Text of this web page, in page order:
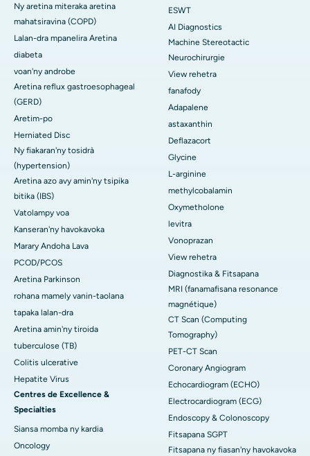
Ny aretina miteraka aretina
mahatsiravina (COPD)
Lalan-dra mpanelira Aretina
diabeta
voan'ny androbe
Aretina reflux gastroesophageal
(GERD)
Aretim-po
Herniated Disc
Ny fiakaran'ny tosidrà
(hypertension)
Aretina azo avy amin'ny tsipika
bitika (IBS)
Vatolampy voa
Kanseran'ny havokavoka
Marary Andoha Lava
PCOD/PCOS
Aretina Parkinson
rohana mamely vanin-taolana
tapaka lalan-dra
Aretina amin'ny tiroida
tuberculose (TB)
Colitis ulcerative
Hepatite Virus
Centres de Excellence &
Specialties
Siansa momba ny kardia
Oncology
ESWT
AI Diagnostics
Machine Stereotactic
Neurochirurgie
View rehetra
fanafody
Adapalene
astaxanthin
Deflazacort
Glycine
L-arginine
methylcobalamin
Oxymetholone
levitra
Vonoprazan
View rehetra
Diagnostika & Fitsapana
MRI (fanamafisana resonance
magnétique)
CT Scan (Computing
Tomography)
PET-CT Scan
Coronary Angiogram
Echocardiogram (ECHO)
Electrocardiogram (ECG)
Endoscopy & Colonoscopy
Fitsapana SGPT
Fitsapana ny fiasan'ny havokavoka